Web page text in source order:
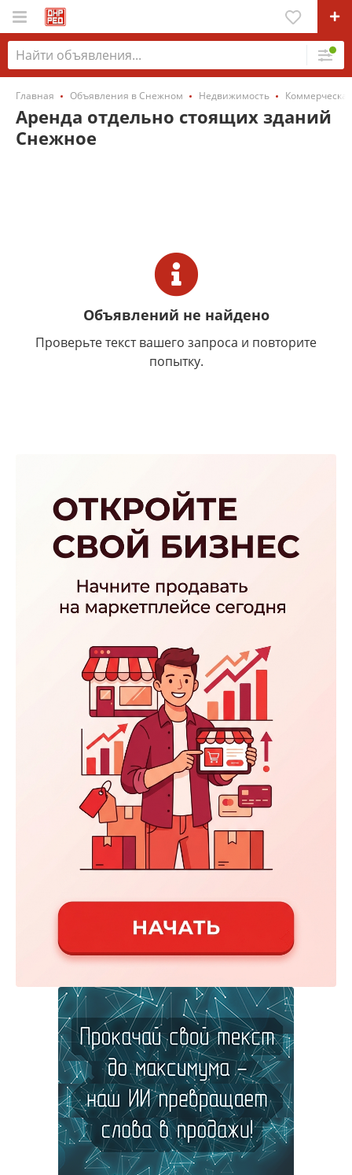
Главная Объявления в Снежном Недвижимость
Аренда отдельно стоящих зданий
Снежное
Объявлений не найдено
Проверьте текст вашего запроса и повторите
попытку.